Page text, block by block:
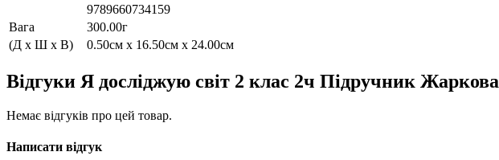
9789660734159
Вага
300.00г
(Д x Ш x В)
0.50см x 16.50см x 24.00см
Відгуки Я досліджую світ 2 клас 2ч Підручник Жаркова
Немає відгуків про цей товар.
Написати відгук